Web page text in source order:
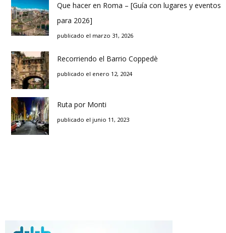
Que hacer en Roma – [Guía con lugares y eventos
para 2026]
publicado el marzo 31, 2026
Recorriendo el Barrio Coppedè
publicado el enero 12, 2024
Ruta por Monti
publicado el junio 11, 2023